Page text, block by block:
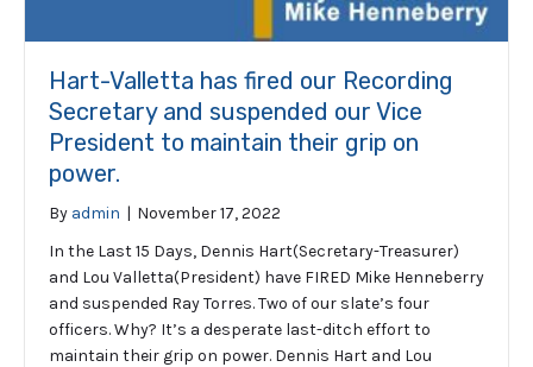
Hart-Valletta has fired our Recording
Secretary and suspended our Vice
President to maintain their grip on
power.
By admin | November 17, 2022
In the Last 15 Days, Dennis Hart(Secretary-Treasurer)
and Lou Valletta(President) have FIRED Mike Henneberry
and suspended Ray Torres. Two of our slate’s four
officers. Why? It’s a desperate last-ditch effort to
maintain their grip on power. Dennis Hart and Lou